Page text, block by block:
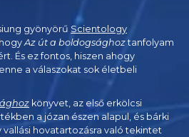
gyönyörű Scientology
Az út a boldogsághoztanfolyam
És ez fontos, hiszen ahogy
a válaszokat sok életbeli
könyvet, az első erkölcsi
a józan észen alapul, és bárki
vallási hovatartozásra való tekintet